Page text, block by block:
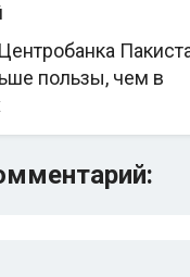
пользы, чем в